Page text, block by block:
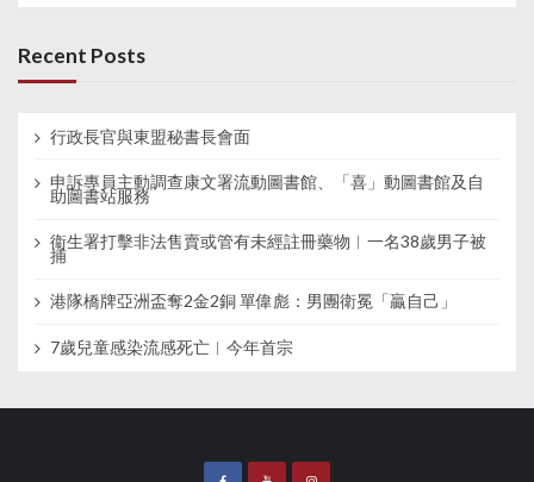
Recent Posts
行政長官與東盟秘書長會面
申訴專員主動調查康文署流動圖書館、「喜」動圖書館及自
助圖書站服務
衞生署打擊非法售賣或管有未經註冊藥物︱一名38歲男子被
捕
港隊橋牌亞洲盃奪2金2銅 單偉彪：男團衛冕「贏自己」
7歲兒童感染流感死亡︱今年首宗